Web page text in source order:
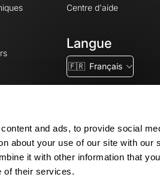
and ads, to provide social
about your use of our site with our
it with other information that
of their services.
Centre d'aide
Langue
🇫🇷 Français